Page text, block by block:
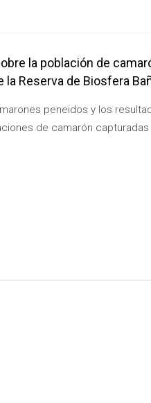
la población de
Reserva de Biosfera
peneidos y los
de camarón